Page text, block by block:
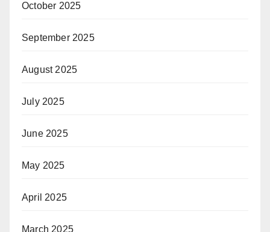
October 2025
September 2025
August 2025
July 2025
June 2025
May 2025
April 2025
March 2025